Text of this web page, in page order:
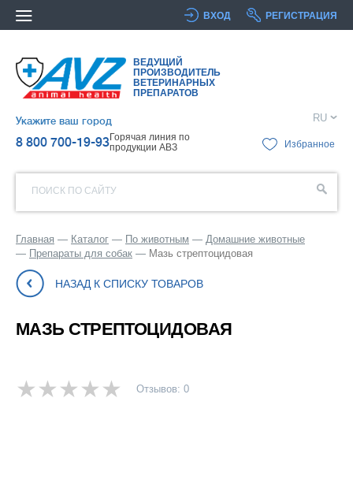
ВХОД РЕГИСТРАЦИЯ
ВЕДУЩИЙ
ПРОИЗВОДИТЕЛЬ
ВЕТЕРИНАРНЫХ
ПРЕПАРАТОВ
Укажите ваш город
8 800 700-19-93Горячая линия по
продукции АВЗ
RU
Избранное
ПОИСК ПО САЙТУ
Главная Каталог По животным
Домашние животные
Препараты для собак
Мазь стрептоцидовая
НАЗАД К СПИСКУ ТОВАРОВ
МАЗЬ СТРЕПТОЦИДОВАЯ
Отзывов: 0